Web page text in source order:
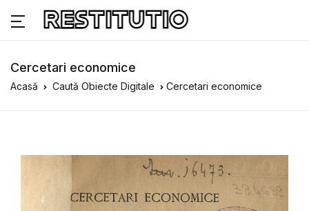
Cercetari economice
Acasă Caută Obiecte Digitale Cercetari economice